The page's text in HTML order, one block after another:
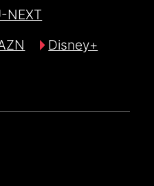
NEXT
Disney+